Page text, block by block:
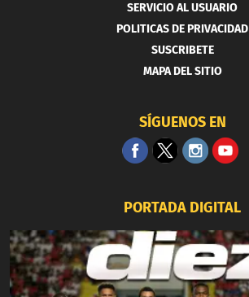
SERVICIO AL USUARIO
POLITICAS DE PRIVACIDAD
SUSCRIBETE
MAPA DEL SITIO
SÍGUENOS EN
PORTADA DIGITAL